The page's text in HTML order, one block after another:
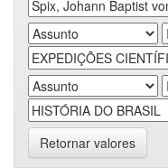
Retornar valores